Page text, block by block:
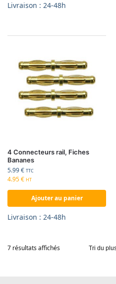
Livraison : 24-48h
4 Connecteurs rail, Fiches
Bananes
5.99€ TTC
4.95€ HT
Ajouter au panier
Livraison : 24-48h
7 résultats affichés